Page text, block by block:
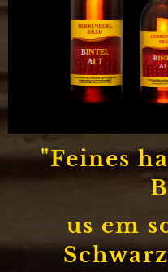
"Feines
us em